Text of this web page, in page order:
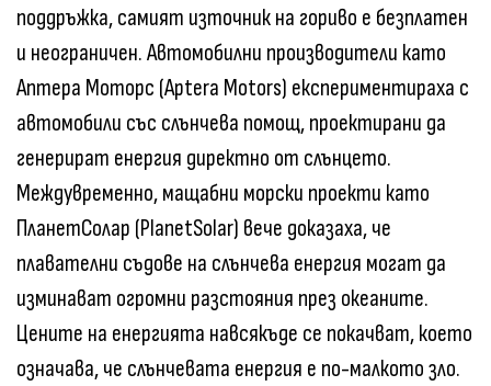
поддръжка, самият източник на гориво е безплатен
и неограничен. Автомобилни производители като
Аптера Моторс (Aptera Motors) експериментираха с
автомобили със слънчева помощ, проектирани да
генерират енергия директно от слънцето.
Междувременно, мащабни морски проекти като
ПланетСолар (PlanetSolar) вече доказаха, че
плавателни съдове на слънчева енергия могат да
изминават огромни разстояния през океаните.
Цените на енергията навсякъде се покачват, което
означава, че слънчевата енергия е по-малкото зло.